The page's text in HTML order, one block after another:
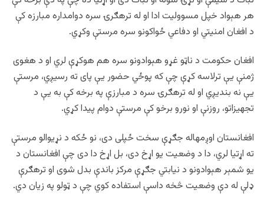
هر هېواد خپل مسوولیت ادا او له ترهګرۍ سره دوامداره مبارزه کې
د افغان امنیتي او دفاعي ځواکونو سره مرستې وکړي.
افغان حکومت د ناټو غړو هېوادونو سره هم هوکړې لري او د هغوی
ژمنې یې ترلاسه کړې چې که پوځي حضور یې پای ته رسیږي، مرستې
یې نه بندیږي او له ترهګرۍ سره د مبارزې په برخه کې به یې د
تجهیزاتو، روزنې او نورو برخو کې مرستې دوام پيدا کړي.
افغانستان اوږمهاله جګړې سخت ځپلی دی، نو ځکه د نړیوالو مرستې
ته اړتیا لري، دا د وضعیت یو اړخ دی، بل اړخ دا دی چې افغانستان د
یو شمېر هېوادونو د نیابتي جګړې مرکز باندې بدل شوی او ترهګرې
ډلې له دې وضعیت څخه داسې استفاده کوي چې د ټولو په زیان دي.